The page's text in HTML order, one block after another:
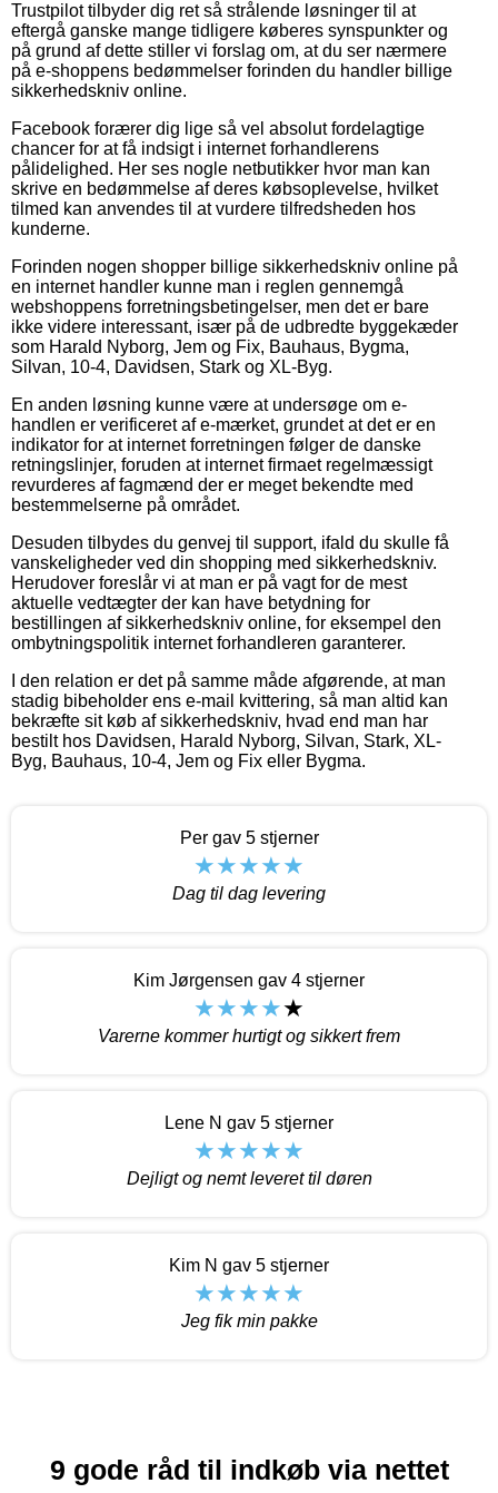
Trustpilot tilbyder dig ret så strålende løsninger til at
eftergå ganske mange tidligere køberes synspunkter og
på grund af dette stiller vi forslag om, at du ser nærmere
på e-shoppens bedømmelser forinden du handler billige
sikkerhedskniv online.
Facebook forærer dig lige så vel absolut fordelagtige
chancer for at få indsigt i internet forhandlerens
pålidelighed. Her ses nogle netbutikker hvor man kan
skrive en bedømmelse af deres købsoplevelse, hvilket
tilmed kan anvendes til at vurdere tilfredsheden hos
kunderne.
Forinden nogen shopper billige sikkerhedskniv online på
en internet handler kunne man i reglen gennemgå
webshoppens forretningsbetingelser, men det er bare
ikke videre interessant, især på de udbredte byggekæder
som Harald Nyborg, Jem og Fix, Bauhaus, Bygma,
Silvan, 10-4, Davidsen, Stark og XL-Byg.
En anden løsning kunne være at undersøge om e-
handlen er verificeret af e-mærket, grundet at det er en
indikator for at internet forretningen følger de danske
retningslinjer, foruden at internet firmaet regelmæssigt
revurderes af fagmænd der er meget bekendte med
bestemmelserne på området.
Desuden tilbydes du genvej til support, ifald du skulle få
vanskeligheder ved din shopping med sikkerhedskniv.
Herudover foreslår vi at man er på vagt for de mest
aktuelle vedtægter der kan have betydning for
bestillingen af sikkerhedskniv online, for eksempel den
ombytningspolitik internet forhandleren garanterer.
I den relation er det på samme måde afgørende, at man
stadig bibeholder ens e-mail kvittering, så man altid kan
bekræfte sit køb af sikkerhedskniv, hvad end man har
bestilt hos Davidsen, Harald Nyborg, Silvan, Stark, XL-
Byg, Bauhaus, 10-4, Jem og Fix eller Bygma.
Per gav 5 stjerner
Dag til dag levering
Kim Jørgensen gav 4 stjerner
Varerne kommer hurtigt og sikkert frem
Lene N gav 5 stjerner
Dejligt og nemt leveret til døren
Kim N gav 5 stjerner
Jeg fik min pakke
9 gode råd til indkøb via nettet